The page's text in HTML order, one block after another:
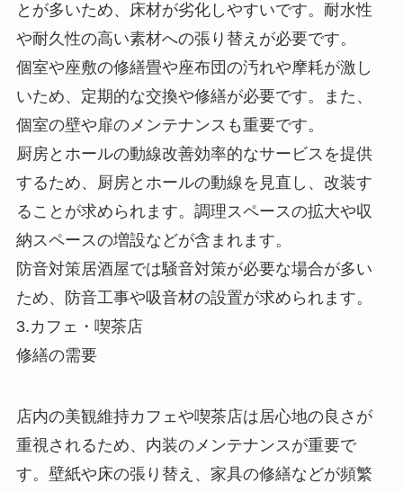
とが多いため、床材が劣化しやすいです。耐水性
や耐久性の高い素材への張り替えが必要です。
個室や座敷の修繕畳や座布団の汚れや摩耗が激し
いため、定期的な交換や修繕が必要です。また、
個室の壁や扉のメンテナンスも重要です。
厨房とホールの動線改善効率的なサービスを提供
するため、厨房とホールの動線を見直し、改装す
ることが求められます。調理スペースの拡大や収
納スペースの増設などが含まれます。
防音対策居酒屋では騒音対策が必要な場合が多い
ため、防音工事や吸音材の設置が求められます。
3.カフェ・喫茶店
修繕の需要
店内の美観維持カフェや喫茶店は居心地の良さが
重視されるため、内装のメンテナンスが重要で
す。壁紙や床の張り替え、家具の修繕などが頻繁